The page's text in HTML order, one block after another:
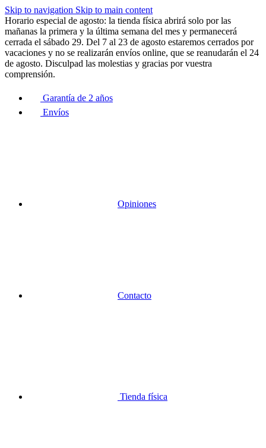
Skip to navigation Skip to main content
Horario especial de agosto: la tienda física abrirá solo por las
mañanas la primera y la última semana del mes y permanecerá
cerrada el sábado 29. Del 7 al 23 de agosto estaremos cerrados por
vacaciones y no se realizarán envíos online, que se reanudarán el 24
de agosto. Disculpad las molestias y gracias por vuestra
comprensión.
Garantía de 2 años
Envíos
Opiniones
Contacto
Tienda física